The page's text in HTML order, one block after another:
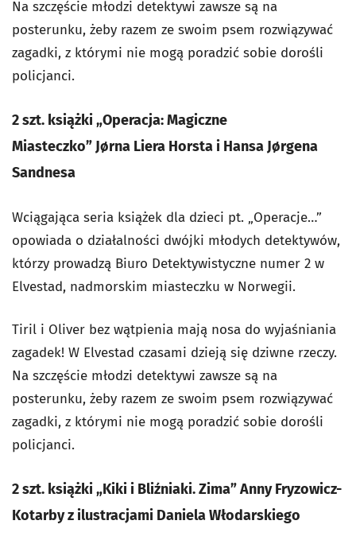
Na szczęście młodzi detektywi zawsze są na
posterunku, żeby razem ze swoim psem rozwiązywać
zagadki, z którymi nie mogą poradzić sobie dorośli
policjanci.
2 szt. książki „Operacja: Magiczne
Miasteczko” Jørna Liera Horsta i Hansa Jørgena
Sandnesa
Wciągająca seria książek dla dzieci pt. „Operacje…”
opowiada o działalności dwójki młodych detektywów,
którzy prowadzą Biuro Detektywistyczne numer 2 w
Elvestad, nadmorskim miasteczku w Norwegii.
Tiril i Oliver bez wątpienia mają nosa do wyjaśniania
zagadek! W Elvestad czasami dzieją się dziwne rzeczy.
Na szczęście młodzi detektywi zawsze są na
posterunku, żeby razem ze swoim psem rozwiązywać
zagadki, z którymi nie mogą poradzić sobie dorośli
policjanci.
2 szt. książki „Kiki i Bliźniaki. Zima” Anny Fryzowicz-
Kotarby z ilustracjami Daniela Włodarskiego